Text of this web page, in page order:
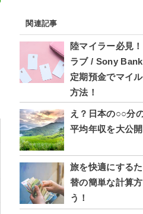
関連記事
陸マイラー必見
ラブ / Sony
定期預金でマイ
方法！
え？日本の○○分
平均年収を大公開
旅を快適にする
替の簡単な計算
う！